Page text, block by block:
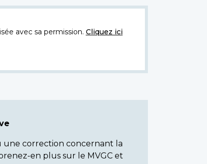
avec sa permission. Cliquez ici
une correction concernant la
en plus sur le MVGC et